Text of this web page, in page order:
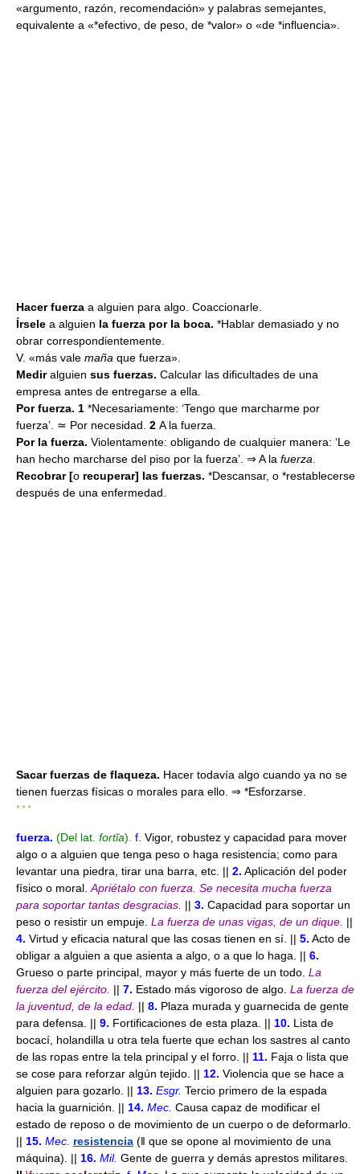
«argumento, razón, recomendación» y palabras semejantes,
equivalente a «*efectivo, de peso, de *valor» o «de *influencia».
Hacer fuerza a alguien para algo. Coaccionarle.
Írsele a alguien la fuerza por la boca. *Hablar demasiado y no
obrar correspondientemente.
V. «más vale maña que fuerza».
Mediralguien sus fuerzas. Calcular las dificultades de una
empresa antes de entregarse a ella.
Por fuerza. 1 *Necesariamente: ‘Tengo que marcharme por
fuerza’. ≃ Por necesidad. 2 A la fuerza.
Por la fuerza. Violentamente: obligando de cualquier manera: ‘Le
han hecho marcharse del piso por la fuerza’. ⇒ A la fuerza
Recobrar [o recuperar] las fuerzas. *Descansar, o *restablecerse
después de una enfermedad.
Sacar fuerzas de flaqueza. Hacer todavía algo cuando ya no se
tienen fuerzas físicas o morales para ello. ⇒ *Esforzarse.
* * *
fuerza. (Del lat. fortĭa). f. Vigor, robustez y capacidad para mover
algo o a alguien que tenga peso o haga resistencia; como para
levantar una piedra, tirar una barra, etc. || 2. Aplicación del poder
físico o moral. Apriétalo con fuerza. Se necesita mucha fuerza
para soportar tantas desgracias. || 3. Capacidad para soportar un
peso o resistir un empuje. La fuerza de unas vigas, de un dique. ||
4. Virtud y eficacia natural que las cosas tienen en sí. || 5. Acto de
obligar a alguien a que asienta a algo, o a que lo haga. || 6.
Grueso o parte principal, mayor y más fuerte de un todo. La
fuerza del ejército. || 7. Estado más vigoroso de algo. La fuerza de
la juventud, de la edad. || 8. Plaza murada y guarnecida de gente
para defensa. || 9. Fortificaciones de esta plaza. || 10. Lista de
bocací, holandilla u otra tela fuerte que echan los sastres al canto
de las ropas entre la tela principal y el forro. || 11. Faja o lista que
se cose para reforzar algún tejido. || 12. Violencia que se hace a
alguien para gozarlo. || 13. Esgr. Tercio primero de la espada
hacia la guarnición. || 14. Mec. Causa capaz de modificar el
estado de reposo o de movimiento de un cuerpo o de deformarlo.
|| 15. Mec. resistencia (ǁ que se opone al movimiento de una
máquina). || 16. Mil. Gente de guerra y demás aprestos militares.